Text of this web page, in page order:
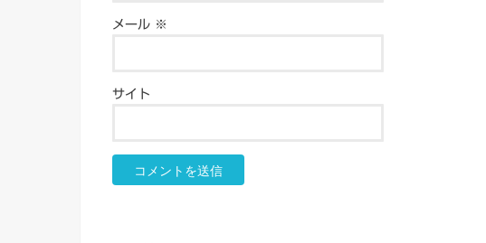
メール ※
サイト